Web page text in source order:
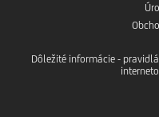
Dôležité informácie -